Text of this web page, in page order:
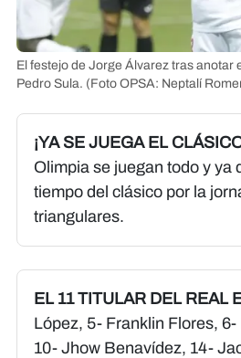
El festejo de Jorge Álvarez tras anotar
Pedro Sula. (Foto OPSA: Neptalí
¡YA SE JUEGA EL
Olimpia se juegan todo y ya
tiempo del clásico por la
triangulares.
EL 11 TITULAR DEL REAL
López, 5- Franklin Flores,
10- Jhow Benavídez, 14-